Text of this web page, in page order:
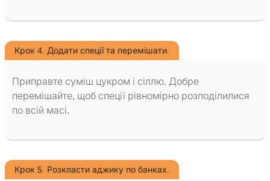
Крок 4. Додати спеції та перемішати.
Приправте суміш цукром і сіллю. Добре
перемішайте, щоб спеції рівномірно розподілилися
по всій масі.
Крок 5. Розкласти аджику по банках.